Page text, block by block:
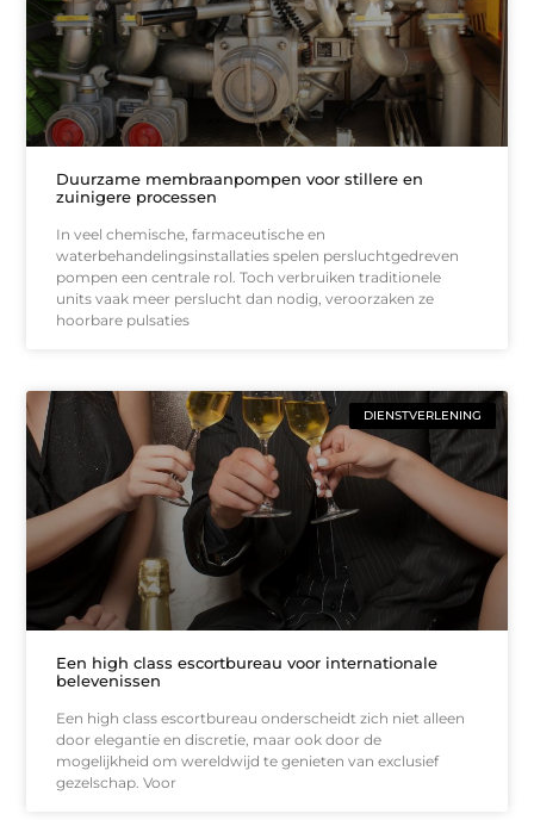
Duurzame membraanpompen voor stillere en
zuinigere processen
In veel chemische, farmaceutische en
waterbehandelingsinstallaties spelen persluchtgedreven
pompen een centrale rol. Toch verbruiken traditionele
units vaak meer perslucht dan nodig, veroorzaken ze
hoorbare pulsaties
DIENSTVERLENING
Een high class escortbureau voor internationale
belevenissen
Een high class escortbureau onderscheidt zich niet alleen
door elegantie en discretie, maar ook door de
mogelijkheid om wereldwijd te genieten van exclusief
gezelschap. Voor